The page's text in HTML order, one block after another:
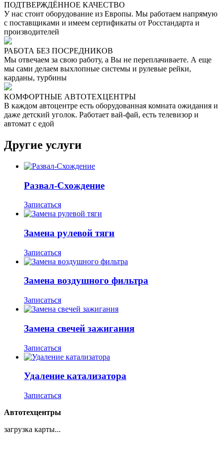
ПОДТВЕРЖДЁННОЕ КАЧЕСТВО
У нас стоит оборудование из Европы. Мы работаем напрямую
с поставщиками и имеем сертификаты от Росстандарта и
производителей
РАБОТА БЕЗ ПОСРЕДНИКОВ
Мы отвечаем за свою работу, а Вы не переплачиваете. А еще
мы сами делаем выхлопные системы и рулевые рейки,
карданы, турбины
КОМФОРТНЫЕ АВТОТЕХЦЕНТРЫ
В каждом автоцентре есть оборудованная комната ожидания и
даже детский уголок. Работает вай-фай, есть телевизор и
автомат с едой
Другие услуги
Развал-Схождение
Записаться
Замена рулевой тяги
Записаться
Замена воздушного фильтра
Записаться
Замена свечей зажигания
Записаться
Удаление катализатора
Записаться
Автотехцентры
загрузка карты...